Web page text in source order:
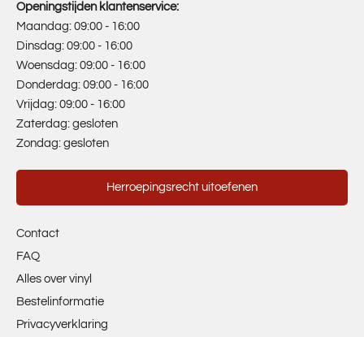
Openingstijden klantenservice:
Maandag: 09:00 - 16:00
Dinsdag: 09:00 - 16:00
Woensdag: 09:00 - 16:00
Donderdag: 09:00 - 16:00
Vrijdag: 09:00 - 16:00
Zaterdag: gesloten
Zondag: gesloten
Herroepingsrecht uitoefenen
Contact
FAQ
Alles over vinyl
Bestelinformatie
Privacyverklaring